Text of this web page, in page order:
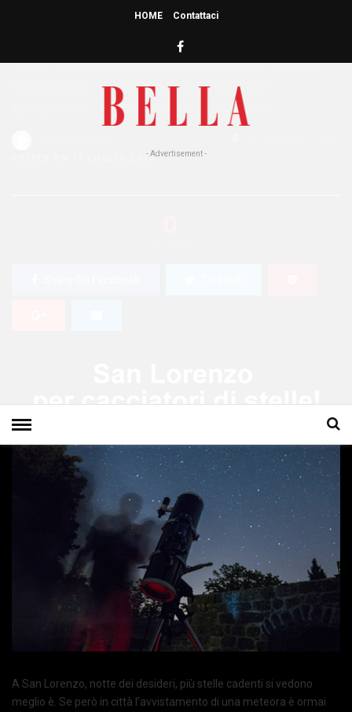
HOME Contattaci
- Advertisement -
San Lorenzo, la notte delle stelle
cadenti: 6 idee in Italia per
andare.. a caccia di stelle!
POSTED ON 11 LUGLIO 2016
A San Lorenzo, notte dei desideri, più stelle cadenti si vedono
meglio è. Se però in città l’avvistamento di una meteora è ormai